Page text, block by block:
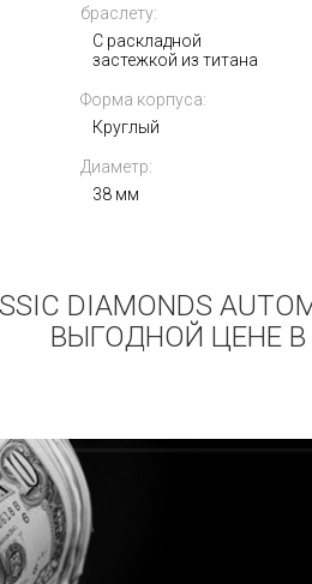
браслету:
C раскладной
застежкой из титана
Форма корпуса:
Круглый
Диаметр:
38 мм
DIAMONDS
ВЫГОДНОЙ ЦЕНЕ В